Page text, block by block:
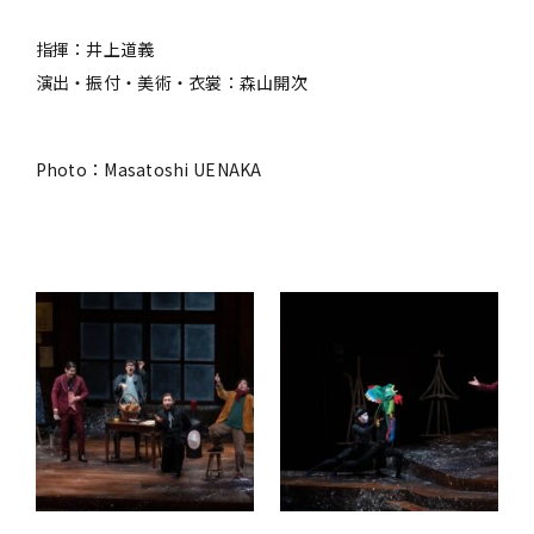
指揮：井上道義
演出・振付・美術・衣裳：森山開次
Photo：Masatoshi UENAKA